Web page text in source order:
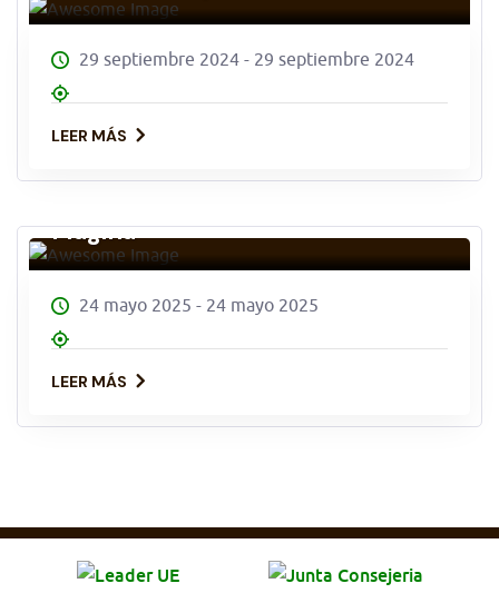
29 septiembre 2024 - 29 septiembre 2024
LEER MÁS
Mágina»
24 mayo 2025 - 24 mayo 2025
LEER MÁS